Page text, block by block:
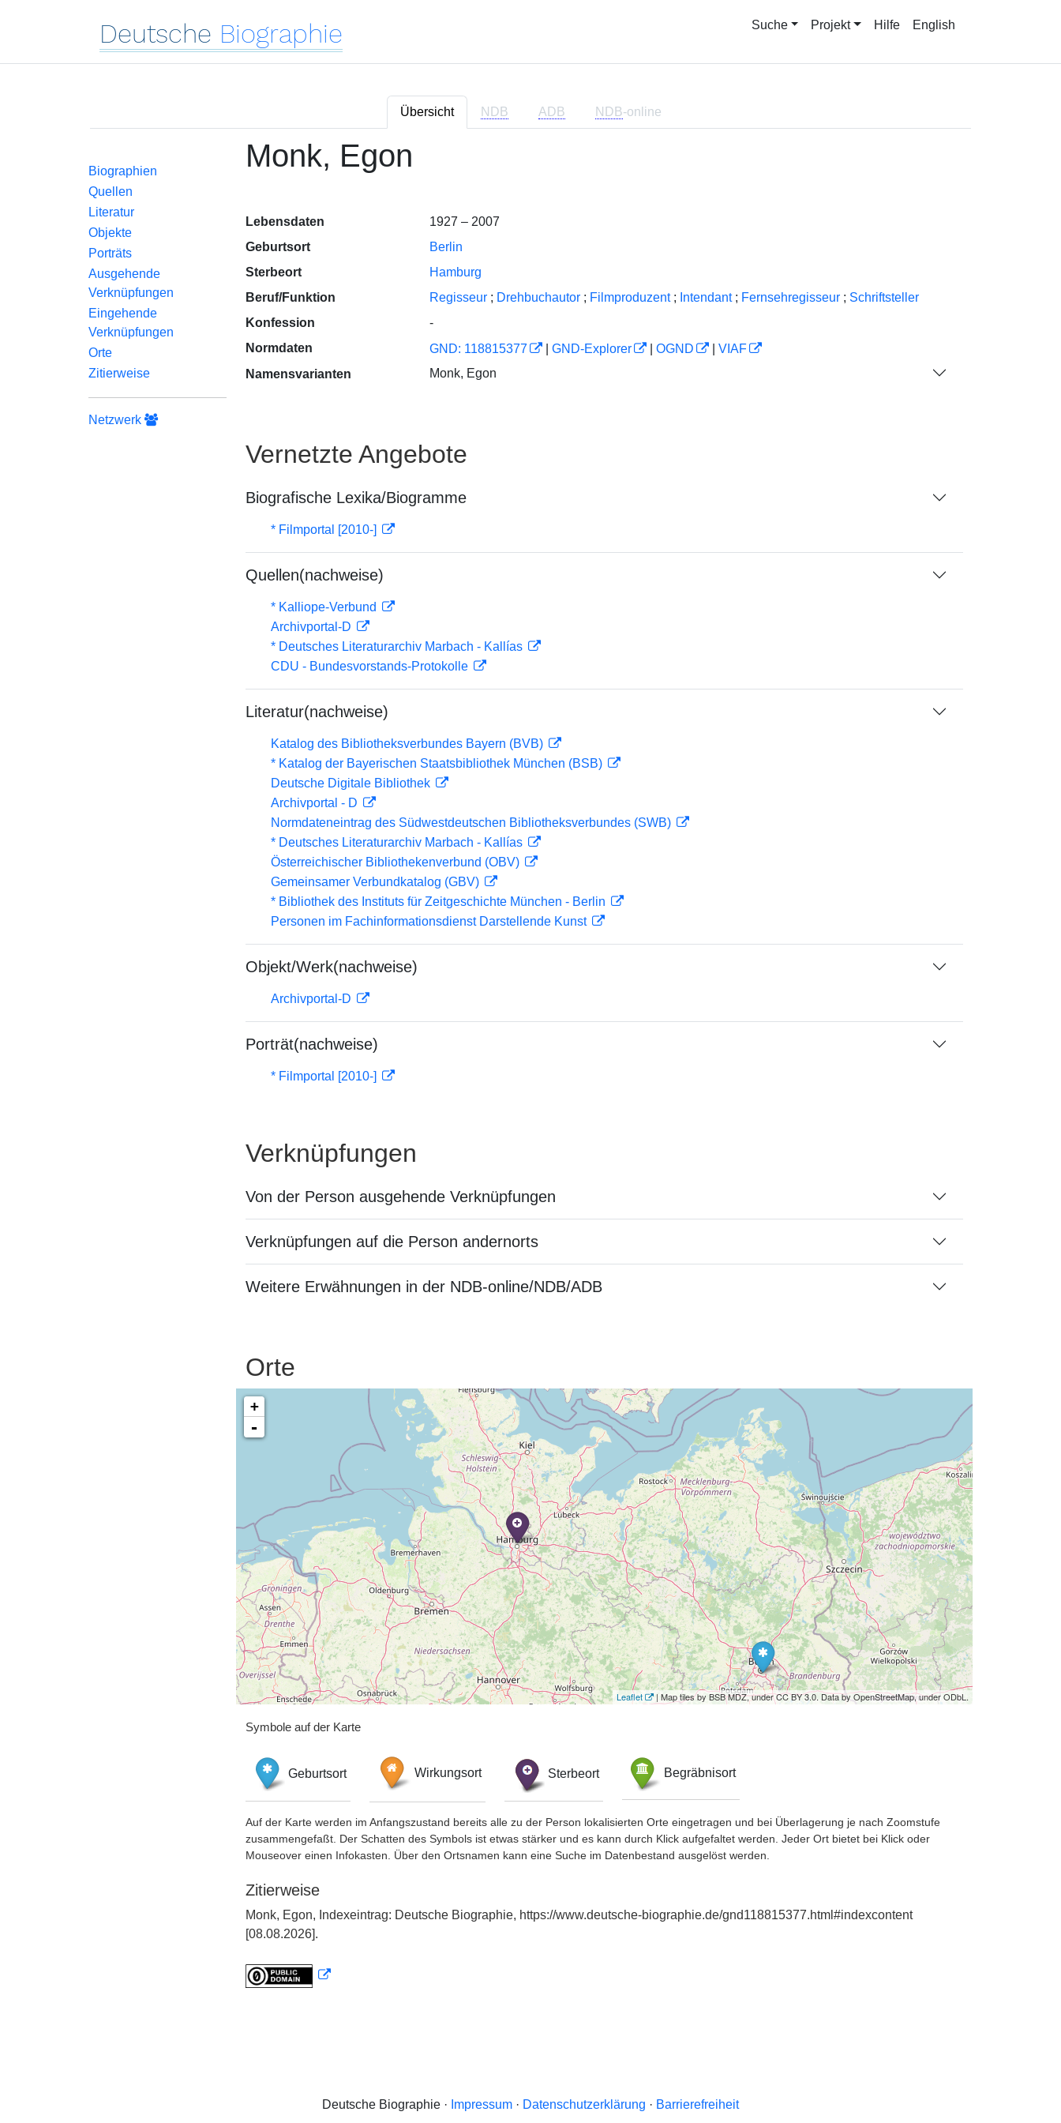
Deutsche Biographie Suche Projekt Hilfe English
Übersicht NDB ADB NDB-online
Biographien
Quellen
Literatur
Objekte
Porträts
Ausgehende
Verknüpfungen
Eingehende
Verknüpfungen
Orte
Zitierweise
Netzwerk
Monk, Egon
Lebensdaten
1927 – 2007
Geburtsort
Berlin
Sterbeort
Hamburg
Beruf/Funktion
Regisseur ; Drehbuchautor ; Filmproduzent ; Intendant ; Fernsehregisseur ; Schriftsteller
Konfession
-
Normdaten
GND: 118815377 GND-Explorer OGND
VIAF
Namensvarianten
Monk, Egon
Vernetzte Angebote
Biografische Lexika/Biogramme
* Filmportal [2010-]
Quellen(nachweise)
* Kalliope-Verbund
Archivportal-D
* Deutsches Literaturarchiv Marbach - Kallías
CDU - Bundesvorstands-Protokolle
Literatur(nachweise)
Katalog des Bibliotheksverbundes Bayern (BVB)
* Katalog der Bayerischen Staatsbibliothek München (BSB)
Deutsche Digitale Bibliothek
Archivportal - D
Normdateneintrag des Südwestdeutschen Bibliotheksverbundes (SWB)
* Deutsches Literaturarchiv Marbach - Kallías
Österreichischer Bibliothekenverbund (OBV)
Gemeinsamer Verbundkatalog (GBV)
* Bibliothek des Instituts für Zeitgeschichte München - Berlin
Personen im Fachinformationsdienst Darstellende Kunst
Objekt/Werk(nachweise)
Archivportal-D
Porträt(nachweise)
* Filmportal [2010-]
Verknüpfungen
Von der Person ausgehende Verknüpfungen
Verknüpfungen auf die Person andernorts
Weitere Erwähnungen in der NDB-online/NDB/ADB
Orte
+
-
Leaflet | Map tiles by BSB MDZ, under CC BY 3.0. Data by OpenStreetMap, under ODbL.
Symbole auf der Karte
Geburtsort Wirkungsort Sterbeort Begräbnisort
Auf der Karte werden im Anfangszustand bereits alle zu der Person lokalisierten Orte eingetragen und bei Überlagerung je nach Zoomstufe
zusammengefaßt. Der Schatten des Symbols ist etwas stärker und es kann durch Klick aufgefaltet werden. Jeder Ort bietet bei Klick oder
Mouseover einen Infokasten. Über den Ortsnamen kann eine Suche im Datenbestand ausgelöst werden.
Zitierweise
Monk, Egon, Indexeintrag: Deutsche Biographie, https://www.deutsche-biographie.de/gnd118815377.html#indexcontent
[08.08.2026].
Deutsche Biographie · Impressum · Datenschutzerklärung · Barrierefreiheit